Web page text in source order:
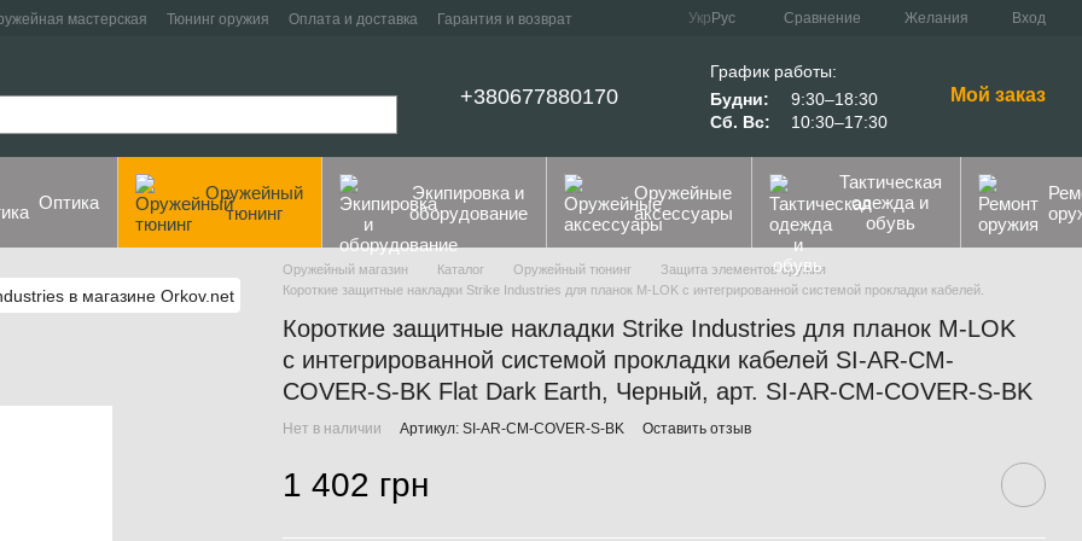
мастерская Тюнинг оружия Оплата и доставка
Гарантия и возврат
Укр Рус Сравнение Желания Вход
+380677880170
График работы:
Будни:
9:30–18:30
Сб. Вс:
10:30–17:30
Мой заказ
Оптика
Оружейный
тюнинг
Экипировка и
оборудование
Оружейные
аксессуары
Тактическая
одежда и
обувь
Оружейный магазин Каталог Оружейный тюнинг
Защита элементов оружия
Короткие защитные накладки Strike Industries для планок M-LOK с интегрированной системой прокладки кабелей.
Короткие защитные накладки Strike Industries для планок M-LOK
с интегрированной системой прокладки кабелей SI-AR-CM-
COVER-S-BK Flat Dark Earth, Черный, арт. SI-AR-CM-COVER-S-BK
Нет в наличии Артикул: SI-AR-CM-COVER-S-BK Оставить отзыв
1 402 грн